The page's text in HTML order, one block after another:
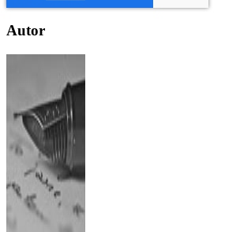
Autor